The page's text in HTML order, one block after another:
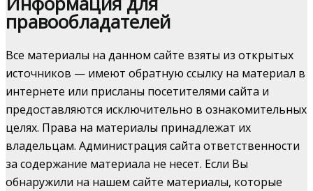
правообладателей
Все материалы на данном сайте взяты из открытых
источников — имеют обратную ссылку на материал в
интернете или присланы посетителями сайта и
предоставляются исключительно в ознакомительных
целях. Права на материалы принадлежат их
владельцам. Администрация сайта ответственности
за содержание материала не несет. Если Вы
обнаружили на нашем сайте материалы, которые